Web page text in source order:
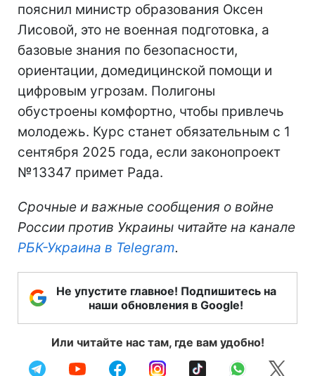
пояснил министр образования Оксен
Лисовой, это не военная подготовка, а
базовые знания по безопасности,
ориентации, домедицинской помощи и
цифровым угрозам. Полигоны
обустроены комфортно, чтобы привлечь
молодежь. Курс станет обязательным с 1
сентября 2025 года, если законопроект
№13347 примет Рада.
Срочные и важные сообщения о войне
России против Украины читайте на канале
РБК-Украина в Telegram.
Не упустите главное! Подпишитесь на
наши обновления в Google!
Или читайте нас там, где вам удобно!